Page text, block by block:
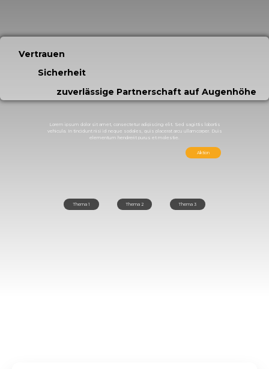
Lorem ipsum dolor sit amet, consectetur adipiscing elit. Sed sagittis lobortis
vehicula. In tincidunt nisi id neque sodales, quis placerat arcu ullamcorper. Duis
elementum hendrerit purus et molestie.
Aktion
Thema 1 Thema 2 Thema 3
Vertrauen
Sicherheit
zuverlässige Partnerschaft auf Augenhöhe